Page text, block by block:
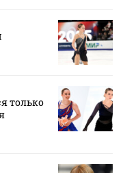
только